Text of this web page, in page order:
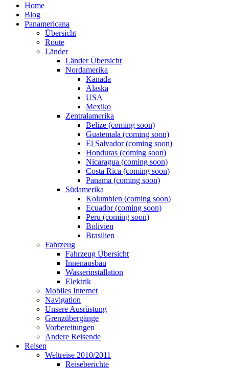
Home
Blog
Panamericana
Übersicht
Route
Länder
Länder Übersicht
Nordamerika
Kanada
Alaska
USA
Mexiko
Zentralamerika
Belize (coming soon)
Guatemala (coming soon)
El Salvador (coming soon)
Honduras (coming soon)
Nicaragua (coming soon)
Costa Rica (coming soon)
Panama (coming soon)
Südamerika
Kolumbien (coming soon)
Ecuador (coming soon)
Peru (coming soon)
Bolivien
Brasilien
Fahrzeug
Fahrzeug Übersicht
Innenausbau
Wasserinstallation
Elektrik
Mobiles Internet
Navigation
Unsere Ausrüstung
Grenzübergänge
Vorbereitungen
Andere Reisende
Reisen
Weltreise 2010/2011
Reiseberichte